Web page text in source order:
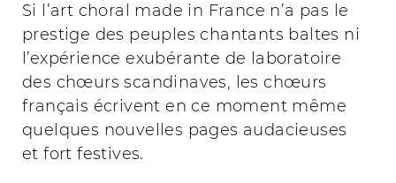
Si l’art choral made in France n’a pas le
prestige des peuples chantants baltes ni
l’expérience exubérante de laboratoire
des chœurs scandinaves, les chœurs
français écrivent en ce moment même
quelques nouvelles pages audacieuses
et fort festives.